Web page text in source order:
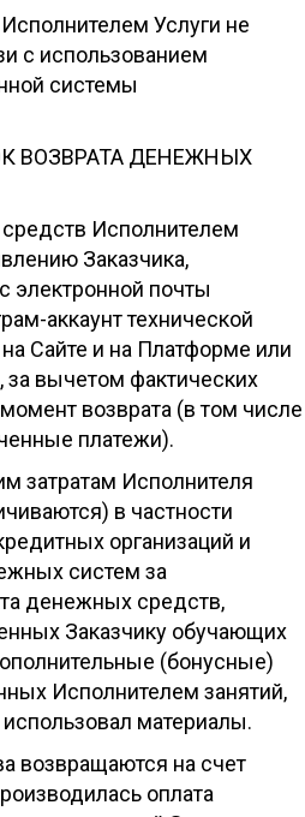
Услуги не
с использованием
системы
ВОЗВРАТА ДЕНЕЖНЫХ
Исполнителем
Заказчика,
электронной почты
аккаунт технической
Сайте и на Платформе или
вычетом фактических
возврата (в том числе
платежи).
затратам Исполнителя
в частности
организаций и
систем за
денежных средств,
Заказчику обучающих
(бонусные)
Исполнителем занятий,
материалы.
возвращаются на счет
оплата